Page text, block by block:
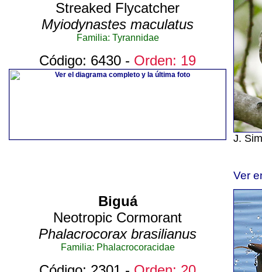
Streaked Flycatcher
Myiodynastes maculatus
Familia: Tyrannidae
Código: 6430 - Orden: 19
J.
Ver
Biguá
Neotropic Cormorant
Phalacrocorax brasilianus
Familia: Phalacrocoracidae